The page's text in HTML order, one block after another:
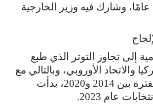
انقطاع دام 12 عامًا، وشارك فيه وزير الخارجية
إلى تجاوز التوتر الذي طبع
والاتحاد الأوروبي، وبالتالي مع
ألمانيا، خلال الفترة بين 2014 و2020، بدأت
عام 2023.